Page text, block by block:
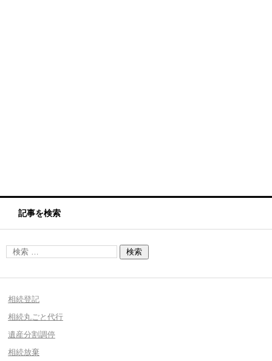
記事を検索
相続登記
相続丸ごと代行
遺産分割調停
相続放棄